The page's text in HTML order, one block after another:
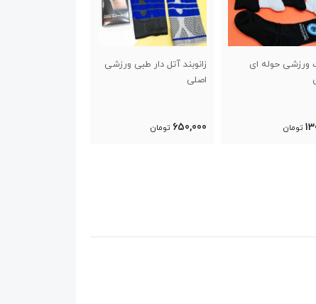
زانوبند آتل دار طبی ورزشی
اصلی
650,000
کفش کشتی طرح گلادیاتور
1,100,000